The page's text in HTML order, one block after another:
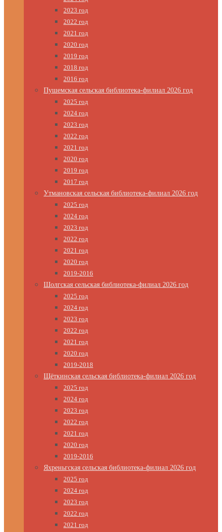
2023 год
2022 год
2021 год
2020 год
2019 год
2018 год
2016 год
Пушемская сельская библиотека-филиал 2026 год
2025 год
2024 год
2023 год
2022 год
2021 год
2020 год
2019 год
2017 год
Утмановская сельская библиотека-филиал 2026 год
2025 год
2024 год
2023 год
2022 год
2021 год
2020 год
2019-2016
Шолгская сельская библиотека-филиал 2026 год
2025 год
2024 год
2023 год
2022 год
2021 год
2020 год
2019-2018
Щёткинская сельская библиотека-филиал 2026 год
2025 год
2024 год
2023 год
2022 год
2021 год
2020 год
2019-2016
Яхреньгская сельская библиотека-филиал 2026 год
2025 год
2024 год
2023 год
2022 год
2021 год